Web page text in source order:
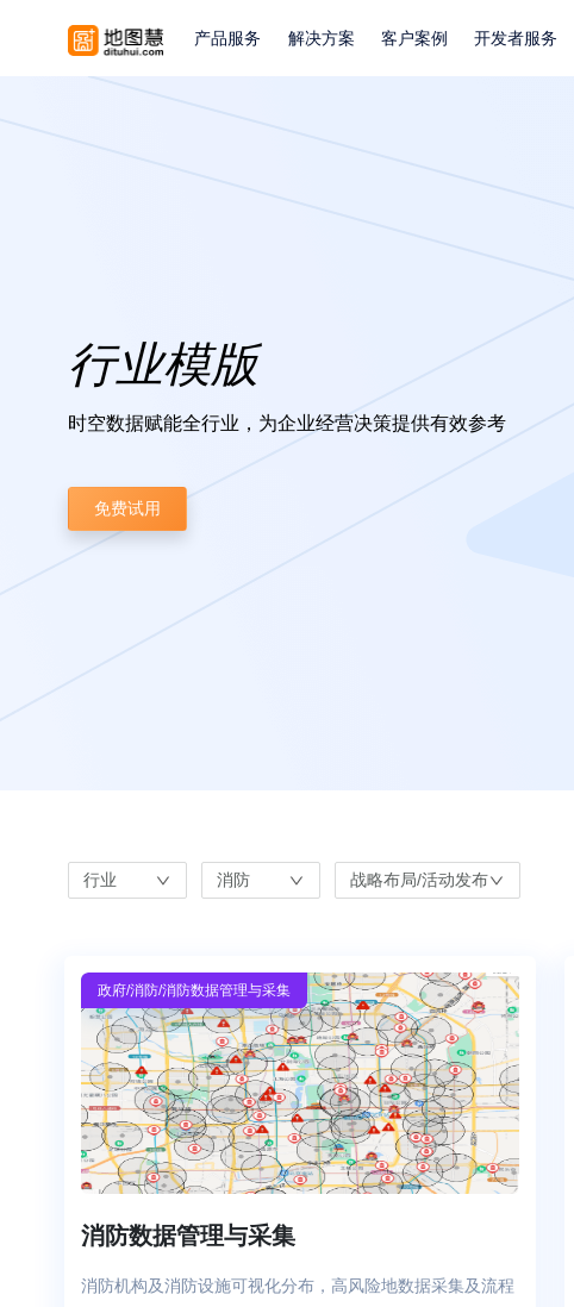
产品服务 解决方案 客户案例 开发者服务
行业模版
时空数据赋能全行业，为企业经营决策提供有效参考
免费试用
行业 消防 战略布局/活动发布
政府/消防/消防数据管理与采集
消防数据管理与采集
消防机构及消防设施可视化分布，高风险地数据采集及流程